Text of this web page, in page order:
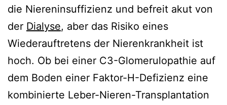
die Niereninsuffizienz und befreit akut von
der Dialyse, aber das Risiko eines
Wiederauftretens der Nierenkrankheit ist
hoch. Ob bei einer C3-Glomerulopathie auf
dem Boden einer Faktor-H-Defizienz eine
kombinierte Leber-Nieren-Transplantation